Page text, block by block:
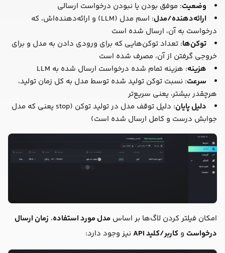
وضعیت: موفق بودن یا نبودن درخواست ارسالی
ارائه‌دهنده/مدل
: اسم مدل (LLM) و ارائه‌دهنده‌اش، که
درخواست به آن، ارسال شده است
توکن‌ها: تعداد توکن‌هایی که برای ورودی دادن به مدل و برای
خروجی گرفتن از آن، مصرف شده است
هزینه: هزینه تمام شده درخواست ارسال شده به LLM
سرعت: نسبت توکن تولید شده توسط مدل به کل زمان تولید،
هرچقدر بیشتر، یعنی سریع‌تر
دلیل پایان
: دلیل توقف مدل در تولید توکن (stop یعنی که مدل
جوابش درست و کامل ارسال شده است)
امکان فیلتر کردن لاگ‌ها بر اساس مدل مورد استفاده، زمان ارسال
درخواست و کاربر/کلید API نیز وجود دارد: